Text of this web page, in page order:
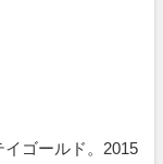
ゴールド。2015